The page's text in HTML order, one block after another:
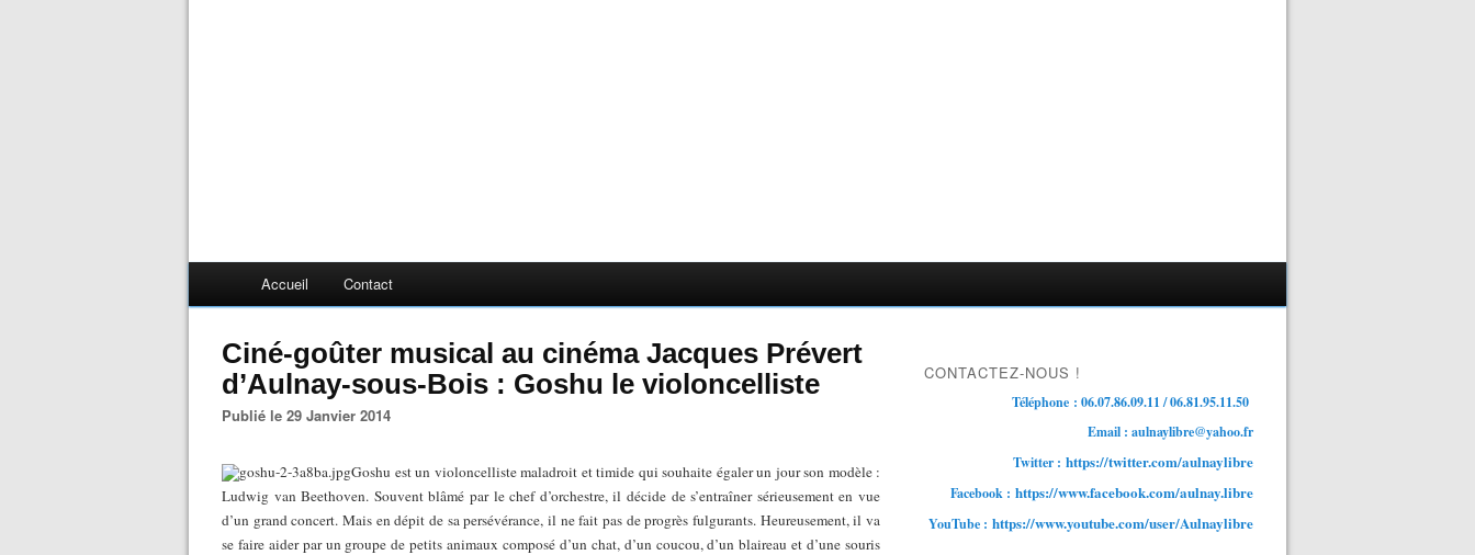
Accueil Contact
Ciné-goûter musical au cinéma Jacques Prévert
d’Aulnay-sous-Bois : Goshu le violoncelliste
Publié le 29 Janvier 2014
Goshu est un violoncelliste maladroit et timide qui souhaite égaler un jour son modèle :
Ludwig van Beethoven. Souvent blâmé par le chef d’orchestre, il décide de s’entraîner sérieusement en vue
d’un grand concert. Mais en dépit de sa persévérance, il ne fait pas de progrès fulgurants. Heureusement, il va
se faire aider par un groupe de petits animaux composé d’un chat, d’un coucou, d’un blaireau et d’une souris
CONTACTEZ-NOUS !
Téléphone : 06.07.86.09.11 / 06.81.95.11.50
Email : aulnaylibre@yahoo.fr
Twitter : https://twitter.com/aulnaylibre
Facebook : https://www.facebook.com/aulnay.libre
YouTube : https://www.youtube.com/user/Aulnaylibre